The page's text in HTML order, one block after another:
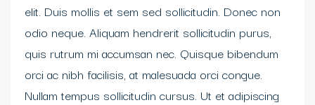
elit. Duis mollis et sem sed sollicitudin. Donec non
odio neque. Aliquam hendrerit sollicitudin purus,
quis rutrum mi accumsan nec. Quisque bibendum
orci ac nibh facilisis, at malesuada orci congue.
Nullam tempus sollicitudin cursus. Ut et adipiscing